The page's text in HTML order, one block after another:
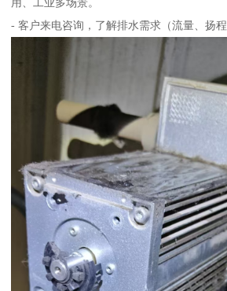
- 客户来电咨询，了解排水需求（流量、扬程